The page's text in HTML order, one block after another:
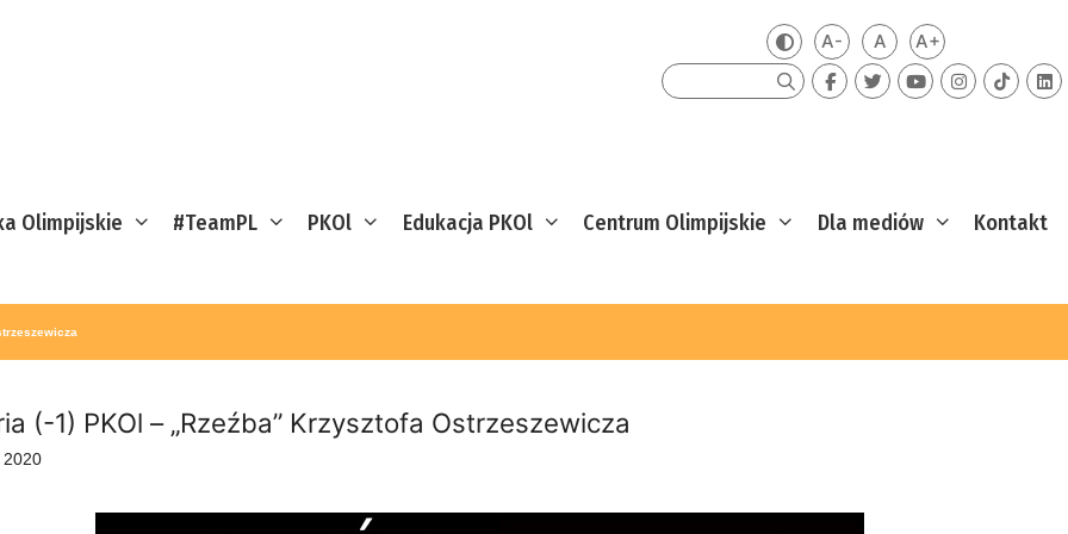
Zmień kontrast
A-Mniejsza czcionka
ADomyślna czcionka
A+Większa
Szukaj
Olimpijskie #TeamPL PKOl Edukacja PKOl Centrum Olimpijskie Dla mediów Kontakt
(-1) PKOl – „Rzeźba” Krzysztofa Ostrzeszewicza
2020